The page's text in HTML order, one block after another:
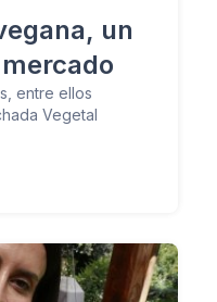
un
entre ellos
Vegetal